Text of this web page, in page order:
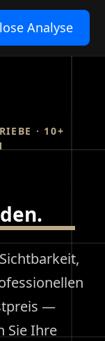
Analyse
· 10+
—
Sie Ihre